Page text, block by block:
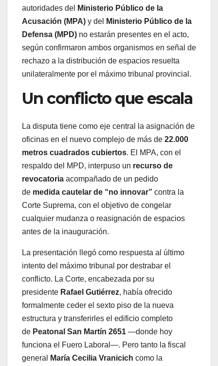
autoridades del
Ministerio Público de la
Acusación (MPA) y del
Ministerio Público de la
Defensa (MPD) no estarán presentes en el acto,
según confirmaron ambos organismos en señal de
rechazo a la distribución de espacios resuelta
unilateralmente por el máximo tribunal provincial.
Un conflicto que escala
La disputa tiene como eje central la asignación de
oficinas en el nuevo complejo de más de 22.000
metros cuadrados cubiertos. El MPA, con el
respaldo del MPD, interpuso un recurso de
revocatoria acompañado de un pedido
de medida cautelar de “no innovar” contra la
Corte Suprema, con el objetivo de congelar
cualquier mudanza o reasignación de espacios
antes de la inauguración.
La presentación llegó como respuesta al último
intento del máximo tribunal por destrabar el
conflicto. La Corte, encabezada por su
presidente Rafael Gutiérrez, había ofrecido
formalmente ceder el sexto piso de la nueva
estructura y transferirles el edificio completo
de Peatonal San Martín 2651 —donde hoy
funciona el Fuero Laboral—. Pero tanto la fiscal
general
María Cecilia Vranicich como la